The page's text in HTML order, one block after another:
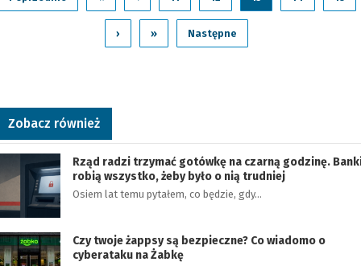
› » Następne
Zobacz również
Rząd radzi trzymać gotówkę na czarną godzinę.
robią wszystko, żeby było o nią trudniej
Osiem lat temu pytałem, co będzie, gdy…
Czy twoje żappsy są bezpieczne? Co wiadomo o
cyberataku na Żabkę